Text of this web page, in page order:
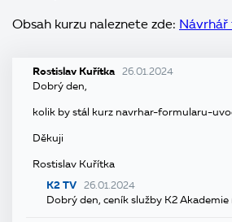
Obsah kurzu naleznete zde:
Rostislav Kuřítka 26.01.2024
Dobrý den,
kolik by stál kurz navrhar-formularu-
Děkuji
Rostislav Kuřítka
K2 TV
26.01.2024
Dobrý den, ceník služby K2